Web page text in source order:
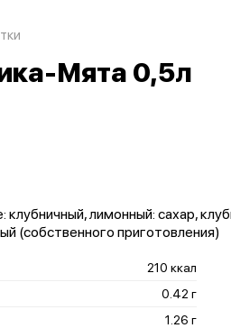
Мята 0,5л
лимонный: сахар,
(собственного приготовления)
210 ккал
0.42 г
1.26 г